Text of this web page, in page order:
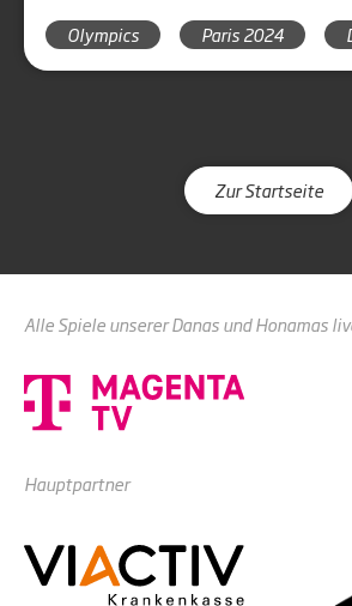
Turnierverlauf und zu den Spielen.
Olympics Paris 2024
Zur Startseite
Alle Spiele unserer Danas und Honamas
Hauptpartner